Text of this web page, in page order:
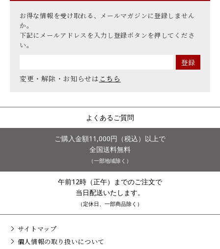
お得な情報を受け取れる、メールマガジンに登録しません
か。
下記にメールアドレスを入力し登録ボタンを押してくださ
い。
変更・解除・お知らせは こちら
よくあるご質問
ご購入金額11,000円（税込）以上で
全国送料無料
（一部地域除く）
午前12時（正午）までのご注文で
当日配送いたします。
（定休日、一部商品除く）
サイトマップ
個人情報の取り扱いについて